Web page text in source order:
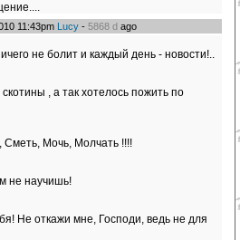
11:43pm Lucy- 5868 dago
не болит и каждый день - новости!..
, а так хотелось пожить по
Сметь, Мочь, Молчать !!!!
не научишь!
Не откажи мне, Господи, ведь не для